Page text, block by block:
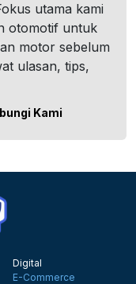
utama kami
otomotif untuk
motor sebelum
ulasan, tips,
Kami
Digital
E-Commerce